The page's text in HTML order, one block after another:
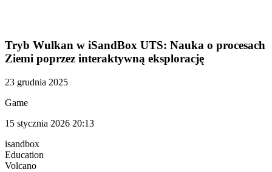
Tryb Wulkan w iSandBox UTS: Nauka o procesach
Ziemi poprzez interaktywną eksplorację
23 grudnia 2025
Game
15 stycznia 2026 20:13
isandbox
Education
Volcano